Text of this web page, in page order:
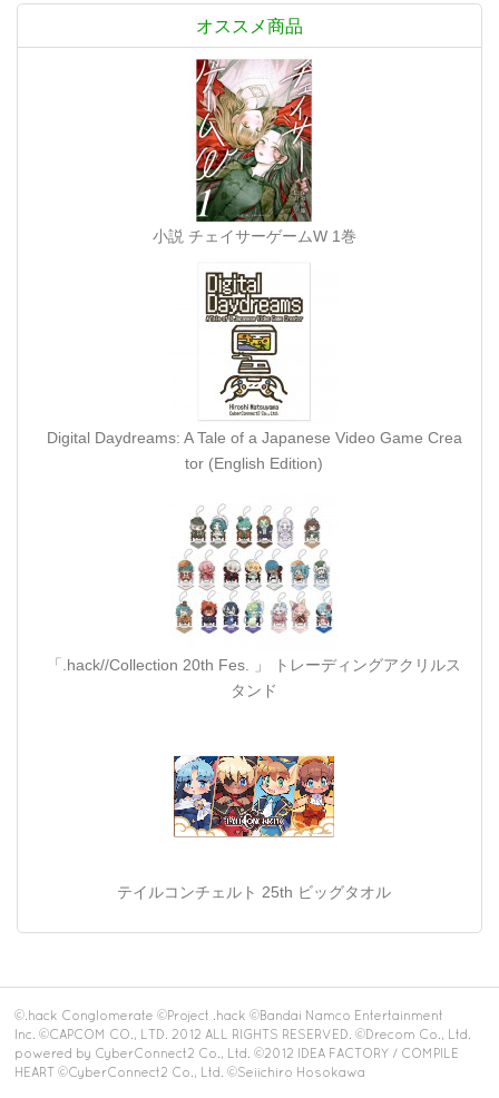
オススメ商品
小説 チェイサーゲームW 1巻
Digital Daydreams: A Tale of a Japanese Video Game Crea
tor (English Edition)
「.hack//Collection 20th Fes. 」 トレーディングアクリルス
タンド
テイルコンチェルト 25th ビッグタオル
©.hack Conglomerate ©Project .hack ©Bandai Namco Entertainment
Inc. ©CAPCOM CO., LTD. 2012 ALL RIGHTS RESERVED. ©Drecom Co., Ltd.
powered by CyberConnect2 Co., Ltd. ©2012 IDEA FACTORY / COMPILE
HEART ©CyberConnect2 Co., Ltd. ©Seiichiro Hosokawa